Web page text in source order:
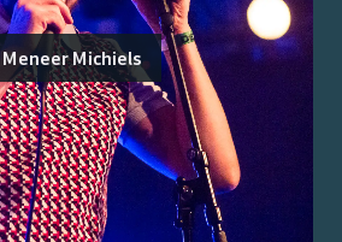
Meneer Michiels